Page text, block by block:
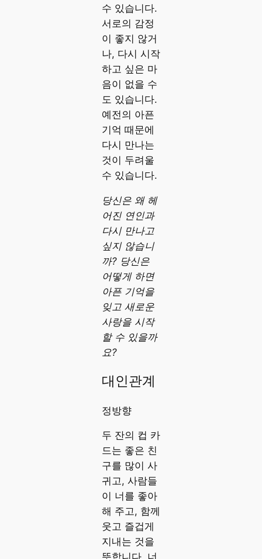
수 있습니다.
서로의 감정
이 좋지 않거
나, 다시 시작
하고 싶은 마
음이 없을 수
도 있습니다.
예전의 아픈
기억 때문에
다시 만나는
것이 두려울
수 있습니다.
당신은 왜 헤
어진 연인과
다시 만나고
싶지 않습니
까? 당신은
어떻게 하면
아픈 기억을
잊고 새로운
사랑을 시작
할 수 있을까
요?
대인관계
정방향
두 잔의 컵 카
드는 좋은 친
구를 많이 사
귀고, 사람들
이 너를 좋아
해 주고, 함께
웃고 즐겁게
지내는 것을